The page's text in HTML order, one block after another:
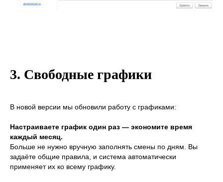
3. Свободные графики
В новой версии мы обновили работу с графиками:
Настраиваете график один раз — экономите время
каждый месяц.
Больше не нужно вручную заполнять смены по дням. Вы
задаёте общие правила, и система автоматически
применяет их ко всему графику.